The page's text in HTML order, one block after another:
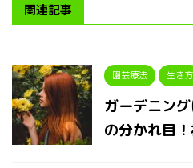
関連記事
園芸療法 生き方
ガーデニン
の分かれ目